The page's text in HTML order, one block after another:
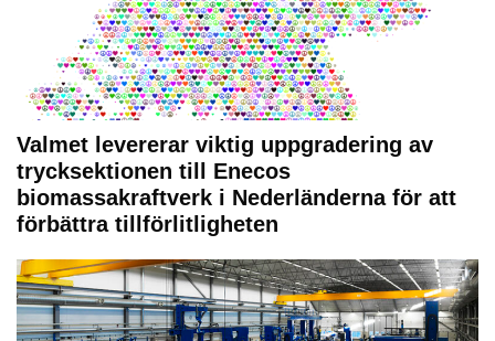
Valmet levererar viktig uppgradering av
trycksektionen till Enecos
biomassakraftverk i Nederländerna för att
förbättra tillförlitligheten